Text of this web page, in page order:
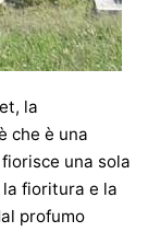
la
che è una
una sola
la fioritura e la
profumo